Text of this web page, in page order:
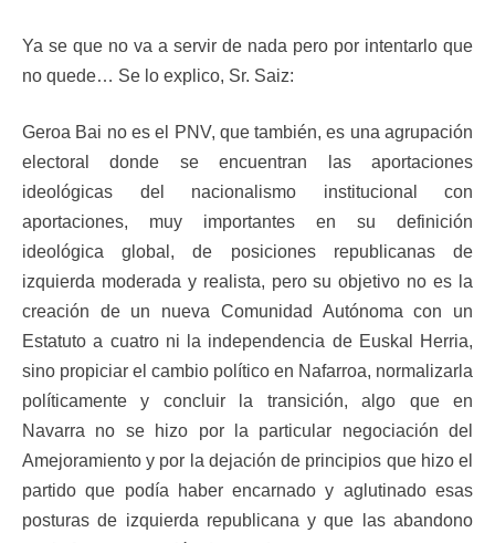
Ya se que no va a servir de nada pero por intentarlo que
no quede… Se lo explico, Sr. Saiz:
Geroa Bai no es el PNV, que también, es una agrupación
electoral donde se encuentran las aportaciones
ideológicas del nacionalismo institucional con
aportaciones, muy importantes en su definición
ideológica global, de posiciones republicanas de
izquierda moderada y realista, pero su objetivo no es la
creación de un nueva Comunidad Autónoma con un
Estatuto a cuatro ni la independencia de Euskal Herria,
sino propiciar el cambio político en Nafarroa, normalizarla
políticamente y concluir la transición, algo que en
Navarra no se hizo por la particular negociación del
Amejoramiento y por la dejación de principios que hizo el
partido que podía haber encarnado y aglutinado esas
posturas de izquierda republicana y que las abandono